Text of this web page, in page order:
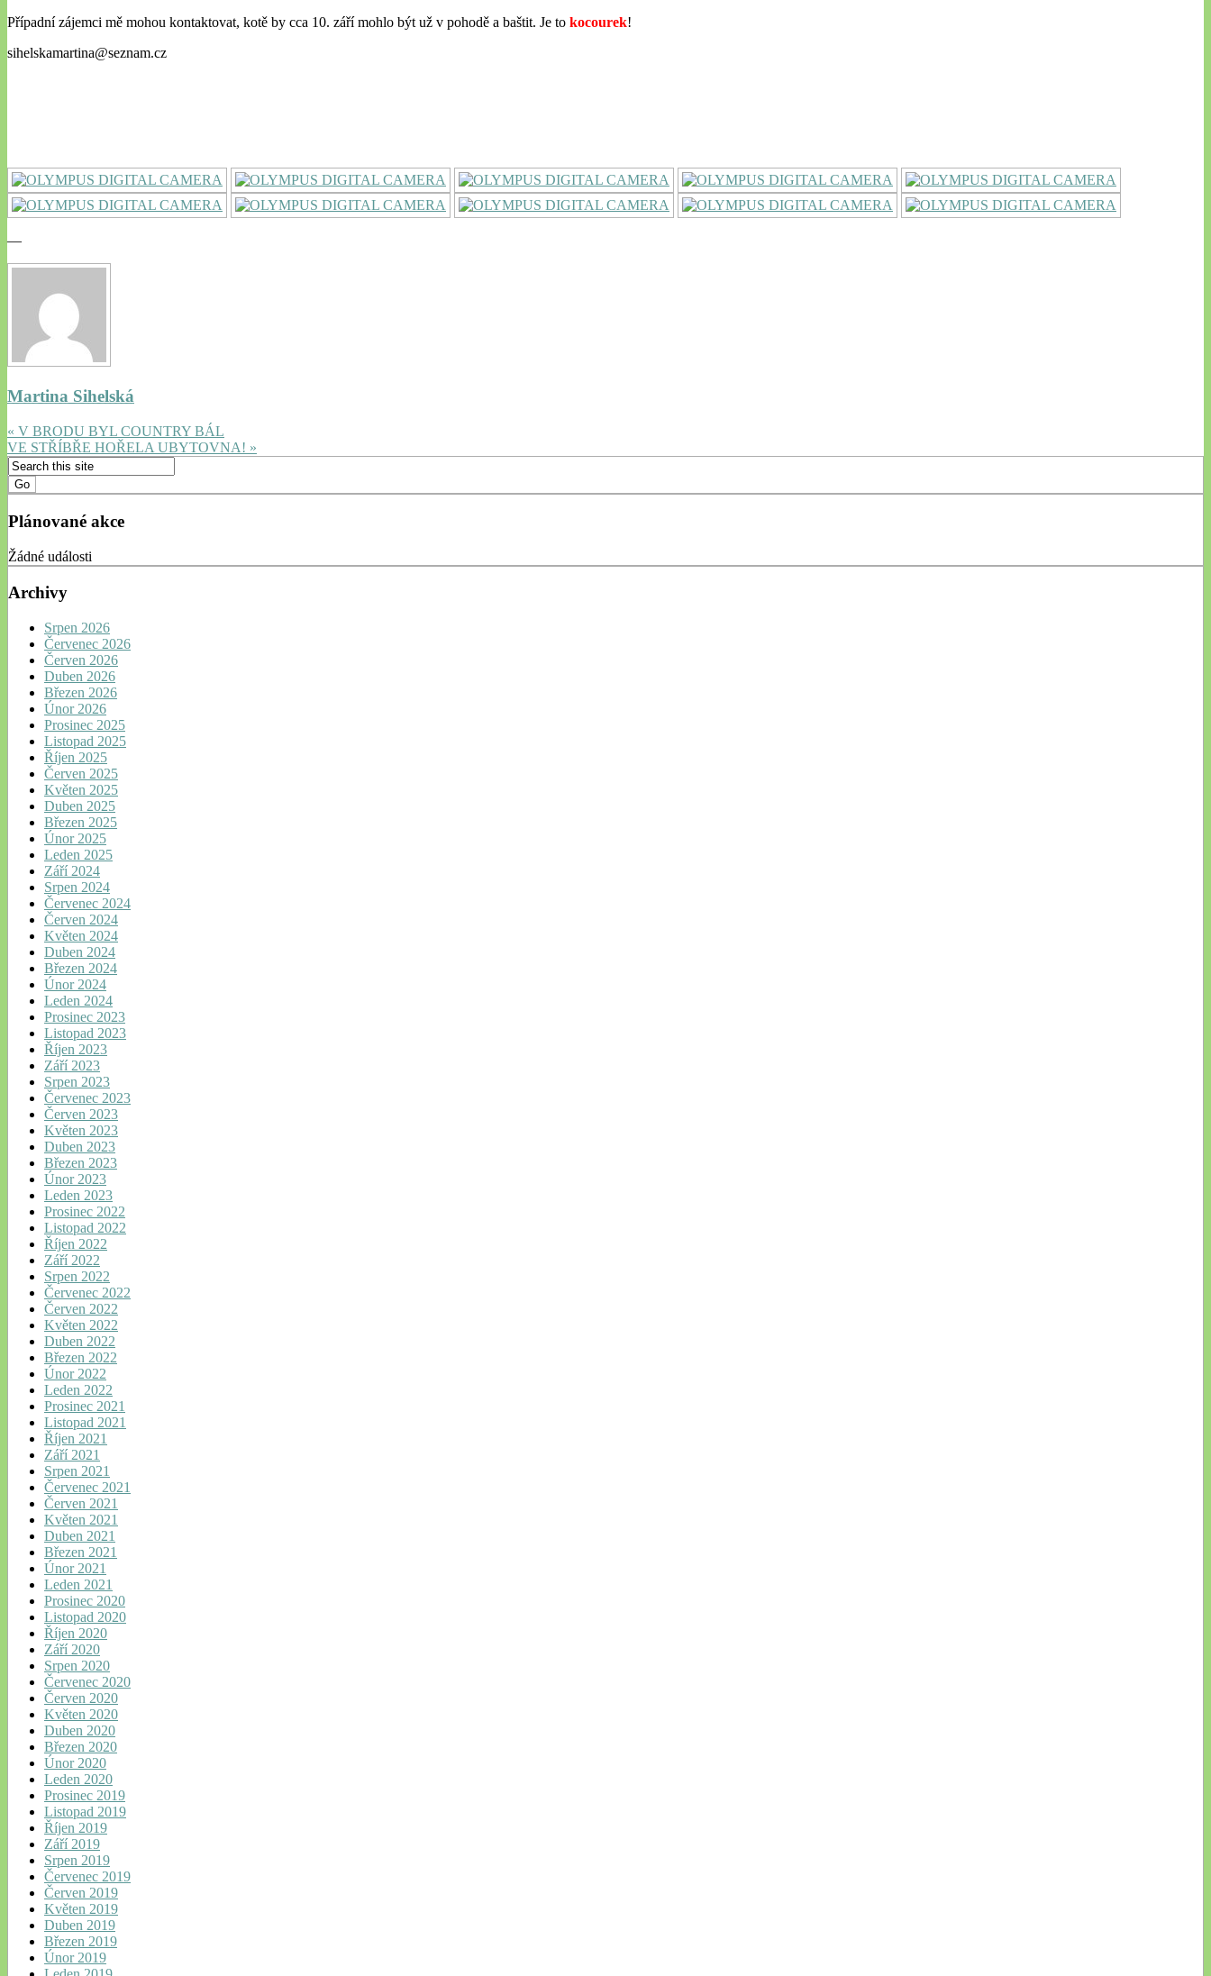
Případní zájemci mě mohou kontaktovat, kotě by cca 10. září mohlo být už v pohodě a baštit. Je to kocourek!
sihelskamartina@seznam.cz
—
Martina Sihelská
« V BRODU BYL COUNTRY BÁL
VE STŘÍBŘE HOŘELA UBYTOVNA! »
Plánované akce
Žádné události
Archivy
Srpen 2026
Červenec 2026
Červen 2026
Duben 2026
Březen 2026
Únor 2026
Prosinec 2025
Listopad 2025
Říjen 2025
Červen 2025
Květen 2025
Duben 2025
Březen 2025
Únor 2025
Leden 2025
Září 2024
Srpen 2024
Červenec 2024
Červen 2024
Květen 2024
Duben 2024
Březen 2024
Únor 2024
Leden 2024
Prosinec 2023
Listopad 2023
Říjen 2023
Září 2023
Srpen 2023
Červenec 2023
Červen 2023
Květen 2023
Duben 2023
Březen 2023
Únor 2023
Leden 2023
Prosinec 2022
Listopad 2022
Říjen 2022
Září 2022
Srpen 2022
Červenec 2022
Červen 2022
Květen 2022
Duben 2022
Březen 2022
Únor 2022
Leden 2022
Prosinec 2021
Listopad 2021
Říjen 2021
Září 2021
Srpen 2021
Červenec 2021
Červen 2021
Květen 2021
Duben 2021
Březen 2021
Únor 2021
Leden 2021
Prosinec 2020
Listopad 2020
Říjen 2020
Září 2020
Srpen 2020
Červenec 2020
Červen 2020
Květen 2020
Duben 2020
Březen 2020
Únor 2020
Leden 2020
Prosinec 2019
Listopad 2019
Říjen 2019
Září 2019
Srpen 2019
Červenec 2019
Červen 2019
Květen 2019
Duben 2019
Březen 2019
Únor 2019